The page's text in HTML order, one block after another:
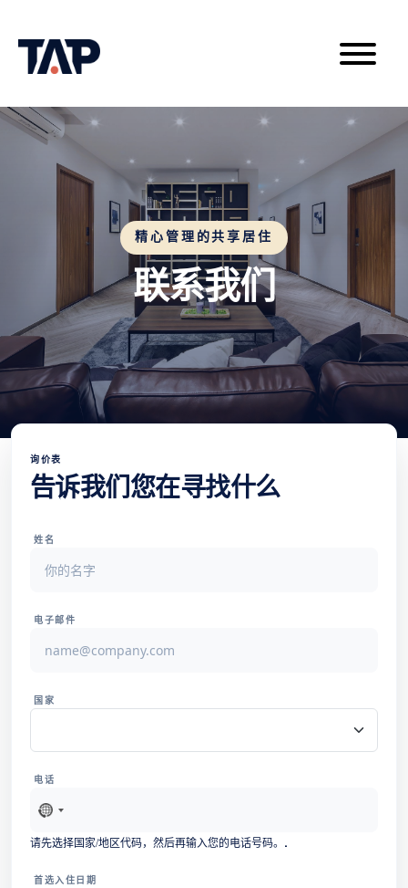
精心管理的共享居住
联系我们
询价表
告诉我们您在寻找什么
姓名
电子邮件
国家
电话
未
选
国
请先选择国家/地区代码，然后再输入您的电话号码。.
首选入住日期